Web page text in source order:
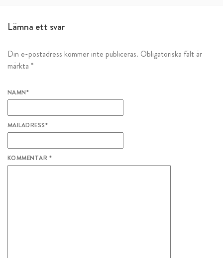
Lämna ett svar
Din e-postadress kommer inte publiceras. Obligatoriska fält är
märkta *
NAMN*
MAILADRESS*
KOMMENTAR *